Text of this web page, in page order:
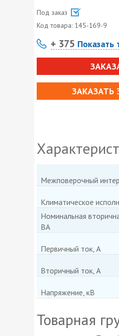
Под заказ
Код товара: 145-169-9
+ 375
ЗАКАЗАТЬ
Межповерочный
Климатическое
Номинальная
ВА
Первичный ток, А
Вторичный ток, А
Напряжение, кВ
Товарная